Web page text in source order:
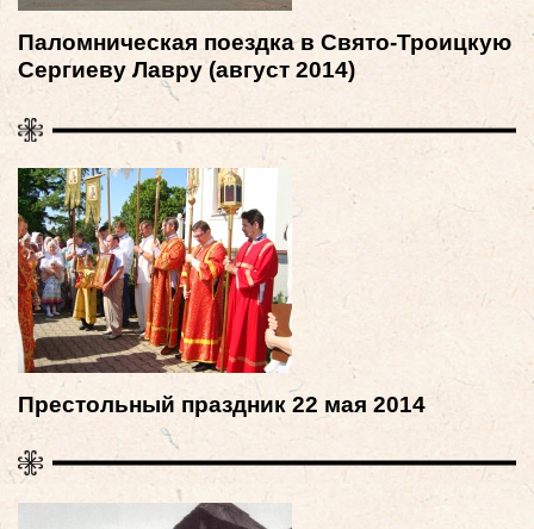
Паломническая поездка в Свято-Троицкую
Сергиеву Лавру (август 2014)
Престольный праздник 22 мая 2014